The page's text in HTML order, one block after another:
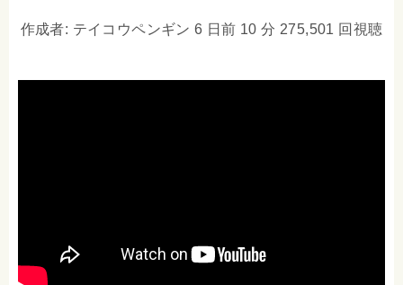
作成者: テイコウペンギン 6 日前 10 分 275,501 回視聴